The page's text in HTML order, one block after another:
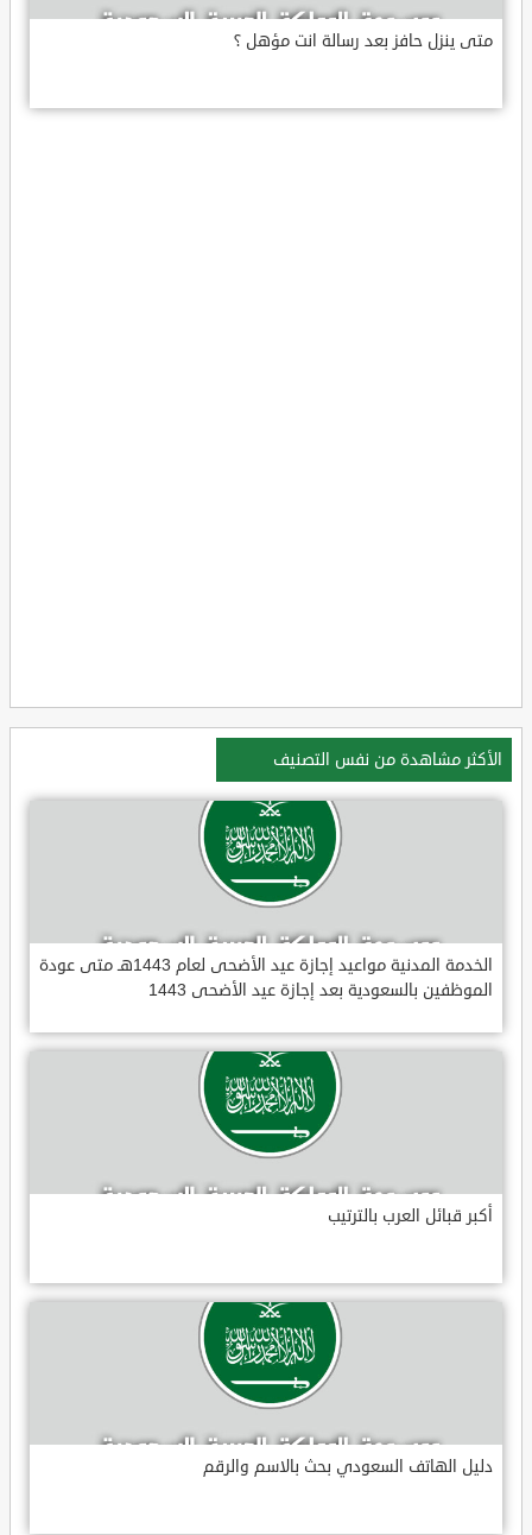
متى ينزل حافز بعد رسالة انت مؤهل ؟
الأكثر مشاهدة من نفس التصنيف
الخدمة المدنية مواعيد إجازة عيد الأضحى لعام 1443هـ متى عودة
الموظفين بالسعودية بعد إجازة عيد الأضحى 1443
أكبر قبائل العرب بالترتيب
دليل الهاتف السعودي بحث بالاسم والرقم